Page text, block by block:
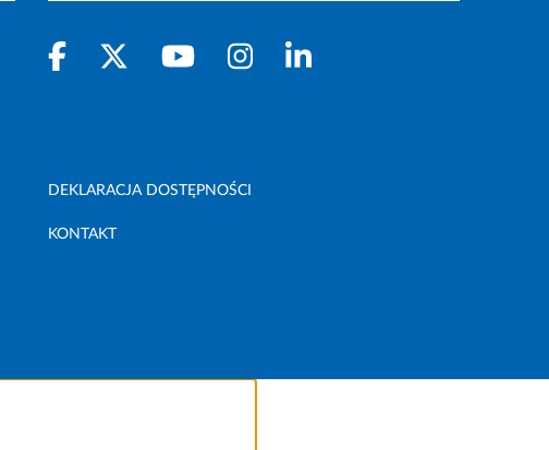
DEKLARACJA DOSTĘPNOŚCI
KONTAKT